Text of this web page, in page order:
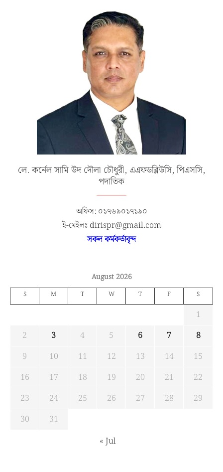
লে. কর্নেল সামি উদ দৌলা চৌধুরী, এএফডব্লিউসি, পিএসসি,
পদাতিক
অফিস: ০১৭৬৯০১৭১৯০
ই-মেইলঃ dirispr@gmail.com
সকল কর্মকর্তাবৃন্দ
August 2026
S M T W T F S
1
2
3 4 5 6 7
8
9
10 11 12 13 14
15
16
17 18 19 20 21
22
23
24 25 26 27 28
29
30
31
« Jul